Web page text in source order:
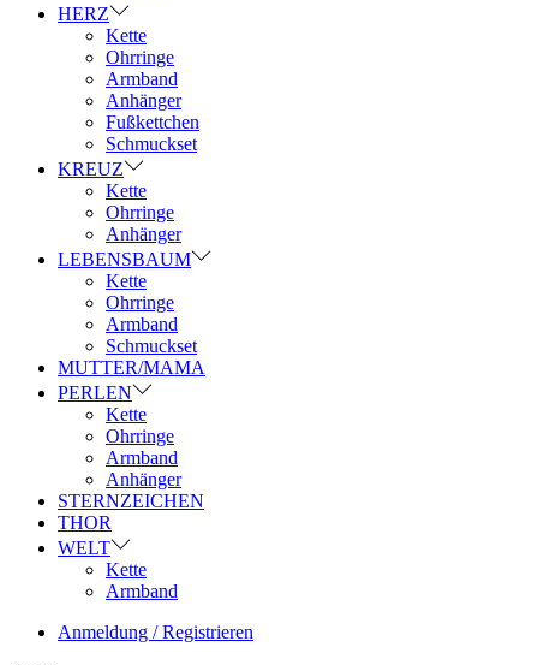
HERZ
Kette
Ohrringe
Armband
Anhänger
Fußkettchen
Schmuckset
KREUZ
Kette
Ohrringe
Anhänger
LEBENSBAUM
Kette
Ohrringe
Armband
Schmuckset
MUTTER/MAMA
PERLEN
Kette
Ohrringe
Armband
Anhänger
STERNZEICHEN
THOR
WELT
Kette
Armband
Anmeldung / Registrieren